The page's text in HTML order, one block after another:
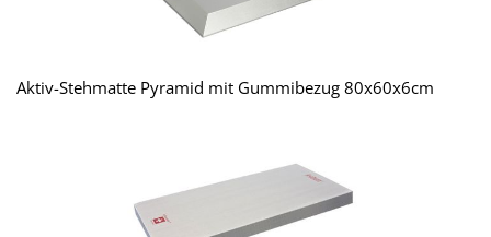
Aktiv-Stehmatte Pyramid mit Gummibezug 80x60x6cm